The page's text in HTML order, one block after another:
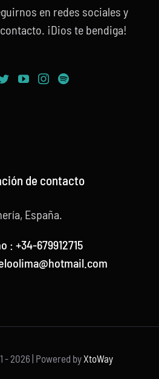
en redes sociales y
¡Dios te bendiga!
de contacto
España.
: +34-679912715
- 2026 | Powered byXtoWay